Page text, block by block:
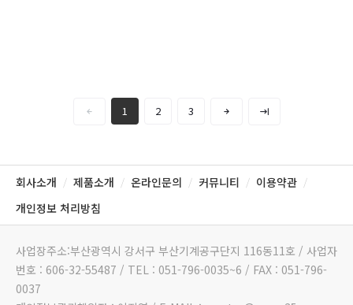
1 2 3
회사소개 / 제품소개 / 온라인문의 / 커뮤니티 / 이용약관 /
개인정보 처리방침
사업장주소:부산광역시 강서구 부산기계공구단지 116동11호 / 사업자
번호 : 606-32-55487 / TEL : 051-796-0035~6 / FAX : 051-796-
0037